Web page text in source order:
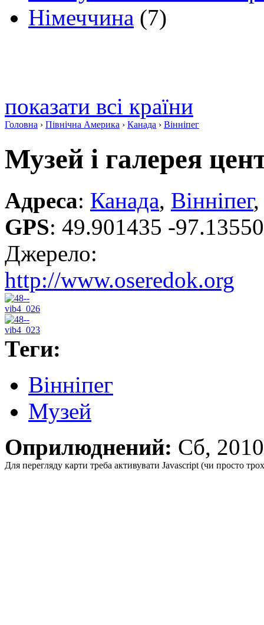
Німеччина (7)
показати всі країни
Головна › Північна Америка › Канада › Вінніпег
Музей і галерея
Адреса: Канада, Вінніпег,
GPS: 49.901435 -
Джерело:
http://www.oseredok.org
Теги:
Вінніпег
Музей
Оприлюднений: Сб,
Для перегляду карти треба активувати Javascript (чи просто